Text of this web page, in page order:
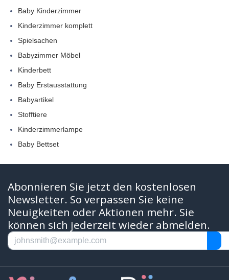
Baby Kinderzimmer
Kinderzimmer komplett
Spielsachen
Babyzimmer Möbel
Kinderbett
Baby Erstausstattung
Babyartikel
Stofftiere
Kinderzimmerlampe
Baby Bettset
Abonnieren Sie jetzt den kostenlosen
Newsletter. So verpassen Sie keine
Neuigkeiten oder Aktionen mehr. Sie
können sich jederzeit wieder abmelden.